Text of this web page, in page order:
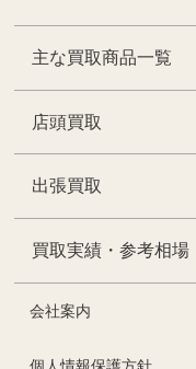
主な買取商品一覧
店頭買取
出張買取
買取実績・参考相場
会社案内